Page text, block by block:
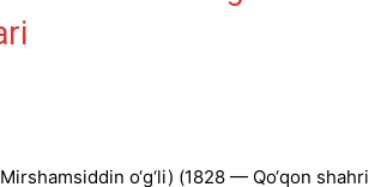
o‘g‘li) (1828 — Qo‘qon shahri